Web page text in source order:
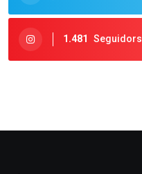
1.481 Seguidors